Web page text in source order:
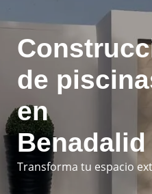
de
en
Benadalid
Transforma tu espacio